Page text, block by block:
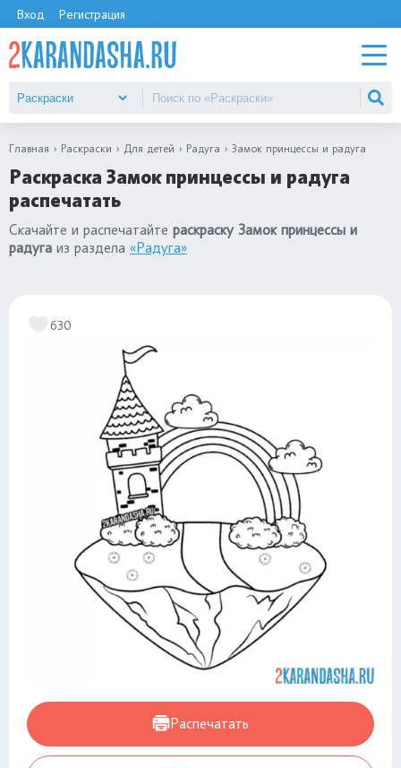
Вход Регистрация
Главная Раскраски Для детей Радуга Замок принцессы и радуга
Раскраска Замок принцессы и радуга
распечатать
Скачайте и распечатайте раскраску Замок принцессы и
радуга из раздела «Радуга»
630
Распечатать